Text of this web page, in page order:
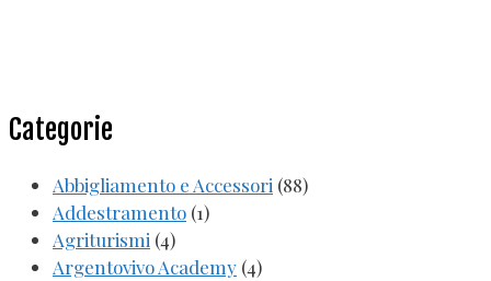
Categorie
Abbigliamento e Accessori (88)
Addestramento (1)
Agriturismi (4)
Argentovivo Academy (4)